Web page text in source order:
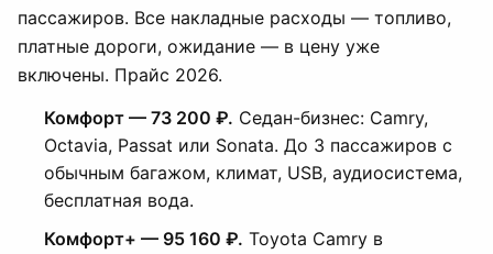
пассажиров. Все накладные расходы — топливо,
платные дороги, ожидание — в цену уже
включены. Прайс 2026.
Комфорт — 73 200 ₽. Седан-бизнес: Camry,
Octavia, Passat или Sonata. До 3 пассажиров с
обычным багажом, климат, USB, аудиосистема,
бесплатная вода.
Комфорт+ — 95 160 ₽. Toyota Camry в